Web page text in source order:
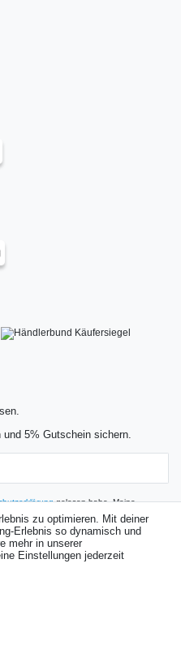
5% Gutschein sichern.
gelesen habe. Meine
zu optimieren. Mit deiner
Erlebnis so dynamisch und
mehr in unserer
Einstellungen jederzeit